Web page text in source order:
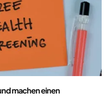
machen einen